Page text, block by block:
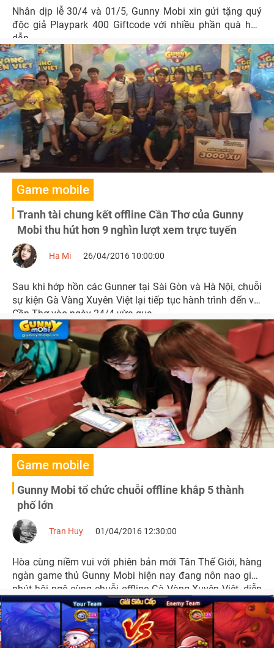
Nhân dịp lễ 30/4 và 01/5, Gunny Mobi xin gửi tặng quý
độc giả Playpark 400 Giftcode với nhiều phần quà hấp
dẫn.
Game mobile
Tranh tài chung kết offline Cần Thơ của Gunny
Mobi thu hút hơn 9 nghìn lượt xem trực tuyến
Ha Mi 26/04/2016 10:00:00
Sau khi hớp hồn các Gunner tại Sài Gòn và Hà Nội, chuỗi
sự kiện Gà Vàng Xuyên Việt lại tiếp tục hành trình đến với
Cần Thơ vào ngày 24/4 vừa qua.
Game mobile
Gunny Mobi tổ chức chuỗi offline khắp 5 thành
phố lớn
Tran Huy 01/04/2016 12:30:00
Hòa cùng niềm vui với phiên bản mới Tân Thế Giới, hàng
ngàn game thủ Gunny Mobi hiện nay đang nôn nao giây
phút hội ngộ cùng chuỗi offline Gà Vàng Xuyên Việt, diễn
ra trong tháng 4 và 5 của tựa game này.